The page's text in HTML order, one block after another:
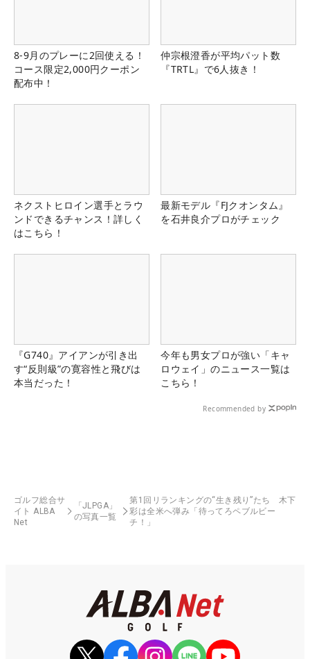
8-9月のプレーに2回使える！
コース限定2,000円クーポン
配布中！
仲宗根澄香が平均パット数
『TRTL』で6人抜き！
ネクストヒロイン選手とラウ
ンドできるチャンス！詳しく
はこちら！
最新モデル『FJクオンタム』
を石井良介プロがチェック
『G740』アイアンが引き出
す“反則級”の寛容性と飛びは
本当だった！
今年も男女プロが強い「キャ
ロウェイ」のニュース一覧は
こちら！
Recommended by
ゴルフ総合サ
イト ALBA
Net
「JLPGA」
の写真一覧
第1回リランキングの“生き残り”たち 木下
彩は全米へ弾み「待ってろペブルビー
チ！」